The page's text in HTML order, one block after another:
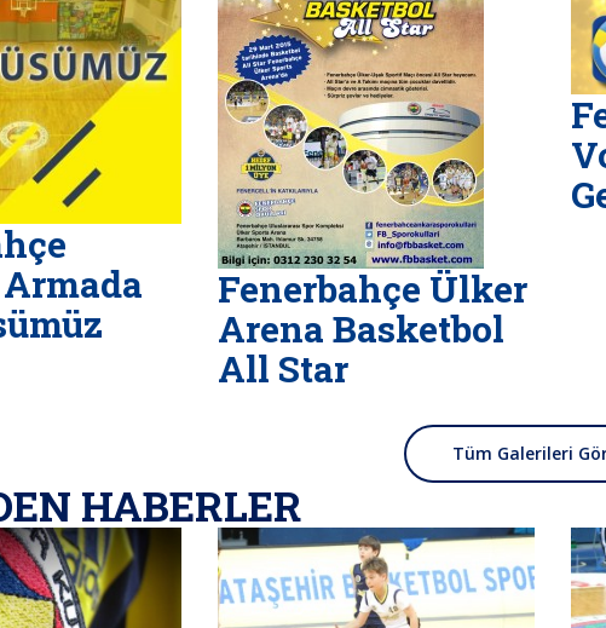
Fenerbahçe Ülker
Arena Basketbol
All Star
Tüm Galerileri
HABERLER